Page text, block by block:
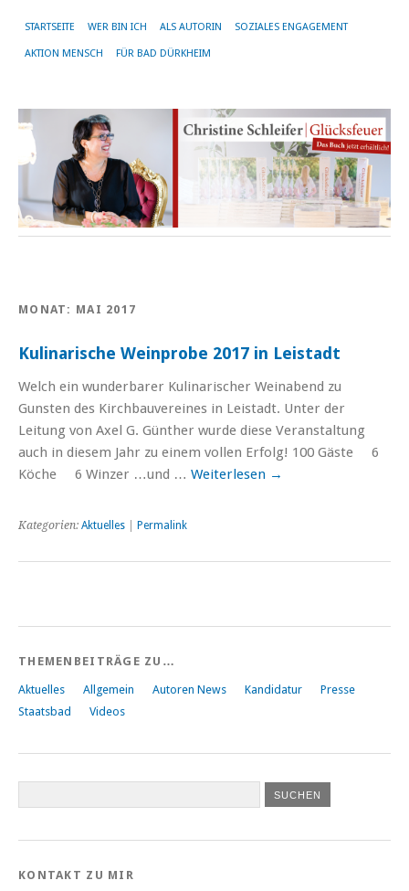
STARTSEITE WER BIN ICH ALS AUTORIN SOZIALES ENGAGEMENT
AKTION MENSCH FÜR BAD DÜRKHEIM
MONAT: MAI 2017
Kulinarische Weinprobe 2017 in Leistadt
Welch ein wunderbarer Kulinarischer Weinabend zu
Gunsten des Kirchbauvereines in Leistadt. Unter der
Leitung von Axel G. Günther wurde diese Veranstaltung
auch in diesem Jahr zu einem vollen Erfolg! 100 Gäste 6
Köche 6 Winzer …und … Weiterlesen →
Kategorien: Aktuelles Permalink
THEMENBEITRÄGE ZU…
Aktuelles Allgemein Autoren News Kandidatur
Presse
Staatsbad
Videos
KONTAKT ZU MIR